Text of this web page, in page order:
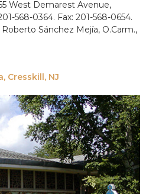
West Demarest Avenue,
568-0364. Fax: 201-568-0654.
Sánchez Mejía, O.Carm.,
Cresskill, NJ